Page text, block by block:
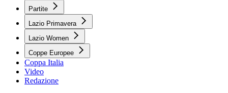
Partite
Lazio Primavera
Lazio Women
Coppe Europee
Coppa Italia
Video
Redazione